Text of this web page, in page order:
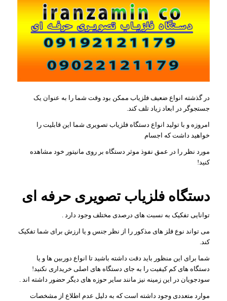
در گذشته انواع ضعیف فلزیاب ممکن بود وقت شما را به عنوان یک
جستجوگر در ابعاد زیاد تلف کند.
امروزه و با تولید انواع دستگاه فلزیاب تصویری شما این قابلیت را
خواهید داشت که اجسام
مورد نظر را در عمق نفوذ موثر دستگاه بر روی مانیتور خود مشاهده
کنید!
دستگاه فلزیاب تصویری حرفه ای
توانایی تفکیک به نسبت های درصدی مختلف وجود دارد .
می تواند نوع فلز های مذکور را از نظر جنس و یا ارزش برای شما تفکیک
کند.
شما برای این منظور باید دقت داشته باشید تا انواع دوربین ها و یا
دستگاه های کم کیفیت را به جای دستگاه های اصلی خریداری نکنید!
سودجویان در این زمینه نیز مانند سایر حوزه های دیگر حضور داشته اند .
موارد متعددی وجود داشته است که به دلیل عدم اطلاع از مشخصات